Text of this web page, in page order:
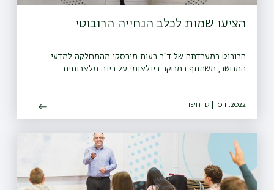
הציעו שמות לכלב הנחייה הרובוטי
הרובוט במעבדתה של ד"ר רעות מירסקי מהמחלקה למדעי
המחשב, משתתף במחקר בינלאומי על בינה מלאכותית
10.11.2022 | טו חשון